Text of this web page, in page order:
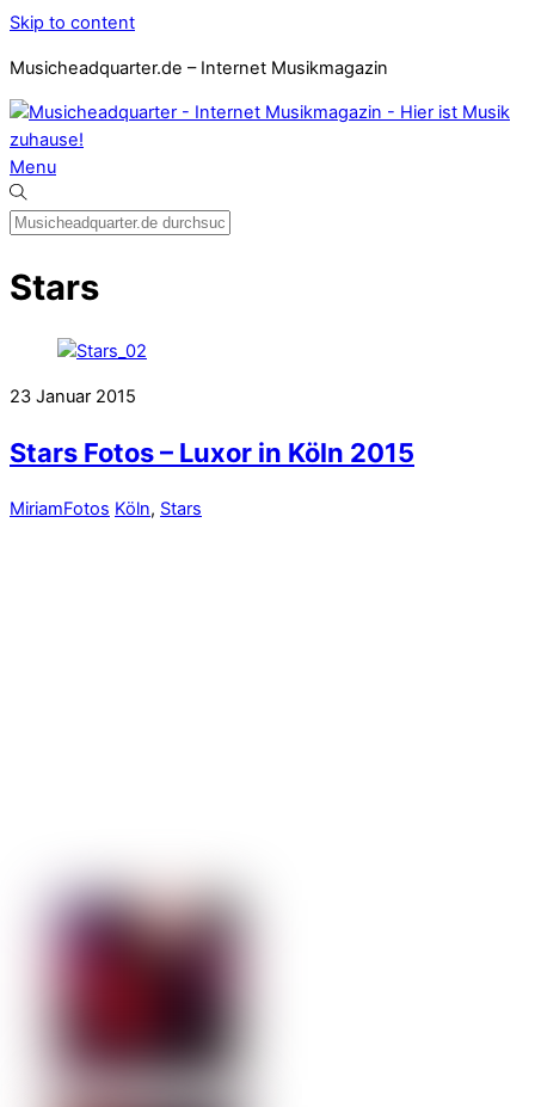
Skip to content
Musicheadquarter.de – Internet Musikmagazin
Menu
Stars
23 Januar 2015
Stars Fotos – Luxor in Köln 2015
MiriamFotos Köln, Stars